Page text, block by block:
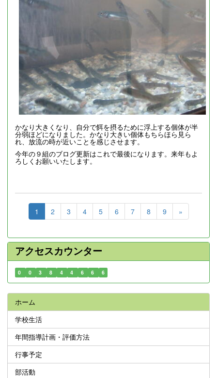
かなり大きくなり、自分で餌を摂るために浮上する個体が半
分弱ほどになりました。かなり大きい個体もちらほら見ら
れ、放流の時が近いことを感じさせます。
今年の９組のブログ更新はこれで最後になります。来年もよ
ろしくお願いいたします。
1 2 3 4 5 6 7 8 9 »
アクセスカウンター
0 0 3 8 4 4 6 6 6
ホーム
学校生活
年間指導計画・評価方法
行事予定
部活動